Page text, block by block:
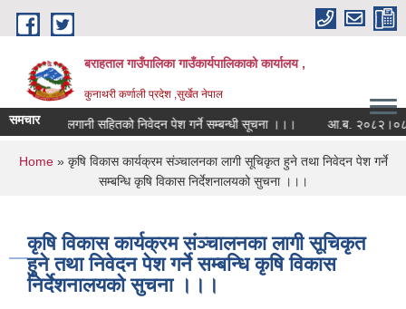
Skip to main content
बराहताल गाउँपालिका गाउँकार्यपालिकाको कार्यालय ,
कुनाथरी कर्णाली प्रदेश ,सुर्खेत नेपाल
समचारसह-लगानी सहितको निवेदन पेश गर्ने सम्बन्धी सूचना ।।। आ.ब. २०८२।०८३ को
You are here
Home» कृषि विकास कार्यक्रम संञ्चालनका लागी सूचिकृत हुने तथा निवेदन पेश गर्ने
सम्बन्धि कृषि विकास निर्देशनालयको सुचना ।।।
कृषि विकास कार्यक्रम संञ्चालनका लागी सूचिकृत
हुने तथा निवेदन पेश गर्ने सम्बन्धि कृषि विकास
निर्देशनालयको सुचना ।।।